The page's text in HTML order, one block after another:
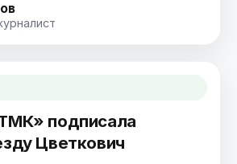
подписала
Цветкович